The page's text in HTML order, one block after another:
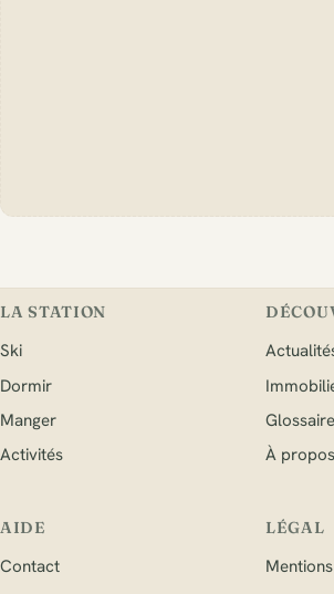
LA STATION
Ski
Dormir
Manger
Activités
À propos
AIDE
Contact
LÉGAL